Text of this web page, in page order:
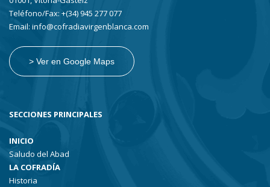
Teléfono/Fax: +(34) 945 277 077
Email: info@cofradiavirgenblanca.com
> Ver en Google Maps
SECCIONES PRINCIPALES
INICIO
Saludo del Abad
LA COFRADÍA
Historia